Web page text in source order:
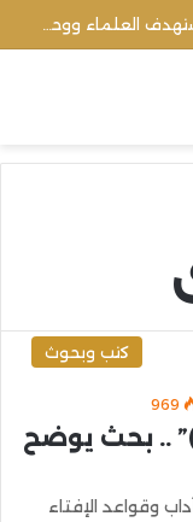
كتب وبحوث
969
.. بحث يوضح
وقواعد الإفتاء